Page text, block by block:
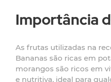
Importância
As frutas utilizadas na
Bananas são ricas em
morangos são ricos em
e nutritiva, ideal para